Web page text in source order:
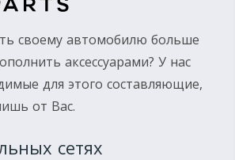
своему автомобилю больше
аксессуарами? У нас
для этого составляющие,
от Вас.
сетях